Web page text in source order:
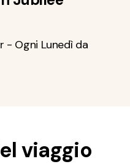
- Ogni Lunedì da
viaggio